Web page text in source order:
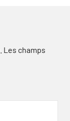
Les champs